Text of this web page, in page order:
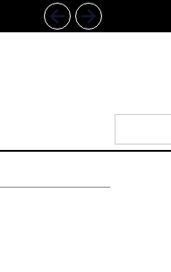
о